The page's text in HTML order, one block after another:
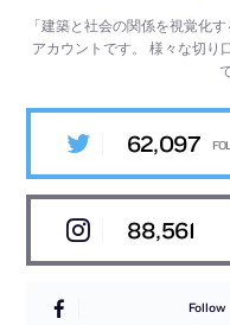
「建築と社会の関係を視覚化
アカウントです。様々な切り
62,097
88,561
Follow